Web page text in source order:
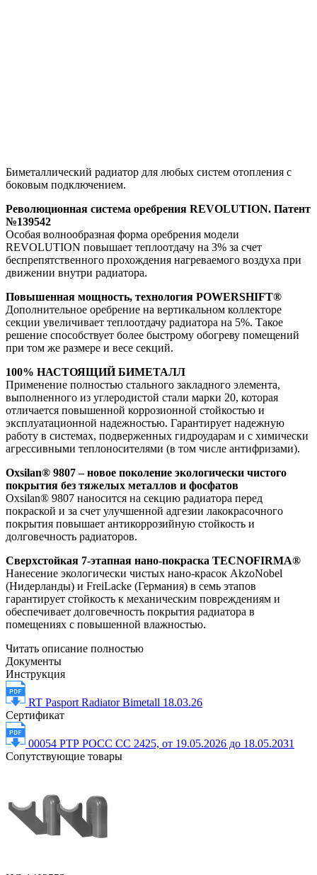
Биметаллический радиатор для любых систем отопления с
боковым подключением.
Революционная система оребрения REVOLUTION. Патент
№139542
Особая волнообразная форма оребрения модели
REVOLUTION повышает теплоотдачу на 3% за счет
беспрепятственного прохождения нагреваемого воздуха при
движении внутри радиатора.
Повышенная мощность, технология POWERSHIFT®
Дополнительное оребрение на вертикальном коллекторе
секции увеличивает теплоотдачу радиатора на 5%. Такое
решение способствует более быстрому обогреву помещений
при том же размере и весе секций.
100% НАСТОЯЩИЙ БИМЕТАЛЛ
Применение полностью стального закладного элемента,
выполненного из углеродистой стали марки 20, которая
отличается повышенной коррозионной стойкостью и
эксплуатационной надежностью. Гарантирует надежную
работу в системах, подверженных гидроударам и с химически
агрессивными теплоносителями (в том числе антифризами).
Oxsilan® 9807 – новое поколение экологически чистого
покрытия без тяжелых металлов и фосфатов
Oxsilan® 9807 наносится на секцию радиатора перед
покраской и за счет улучшенной адгезии лакокрасочного
покрытия повышает антикоррозийную стойкость и
долговечность радиаторов.
Сверхстойкая 7-этапная нано-покраска TECNOFIRMA®
Нанесение экологически чистых нано-красок AkzoNobel
(Нидерланды) и FreiLacke (Германия) в семь этапов
гарантирует стойкость к механическим повреждениям и
обеспечивает долговечность покрытия радиатора в
помещениях с повышенной влажностью.
Читать описание полностью
Документы
Инструкция
RT Pasport Radiator Bimetall 18.03.26
Сертификат
00054 РТР РОСС СС 2425, от 19.05.2026 до 18.05.2031
Сопутствующие товары